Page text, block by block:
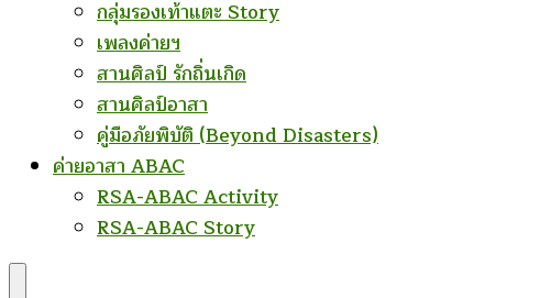
กลุ่มรองเท้าแตะ Story
เพลงค่ายฯ
สานศิลป์ รักถิ่นเกิด
สานศิลป์อาสา
คู่มือภัยพิบัติ (Beyond Disasters)
ค่ายอาสา ABAC
RSA-ABAC Activity
RSA-ABAC Story